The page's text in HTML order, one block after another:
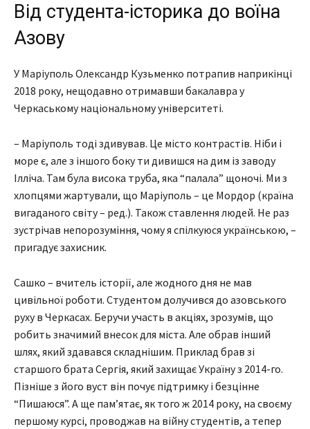
Від студента-історика до воїна
Азову
У Маріуполь Олександр Кузьменко потрапив наприкінці
2018 року, нещодавно отримавши бакалавра у
Черкаському національному університеті.
– Маріуполь тоді здивував. Це місто контрастів. Ніби і
море є, але з іншого боку ти дивишся на дим із заводу
Ілліча. Там була висока труба, яка “палала” щоночі. Ми з
хлопцями жартували, що Маріуполь – це Мордор (країна
вигаданого світу – ред.). Також ставлення людей. Не раз
зустрічав непорозуміння, чому я спілкуюся українською, –
пригадує захисник.
Сашко – вчитель історії, але жодного дня не мав
цивільної роботи. Студентом долучився до азовського
руху в Черкасах. Беручи участь в акціях, зрозумів, що
робить значимий внесок для міста. Але обрав інший
шлях, який здавався складнішим. Приклад брав зі
старшого брата Сергія, який захищає Україну з 2014-го.
Пізніше з його вуст він почує підтримку і безцінне
“Пишаюся”. А ще пам’ятає, як того ж 2014 року, на своєму
першому курсі, проводжав на війну студентів, а тепер